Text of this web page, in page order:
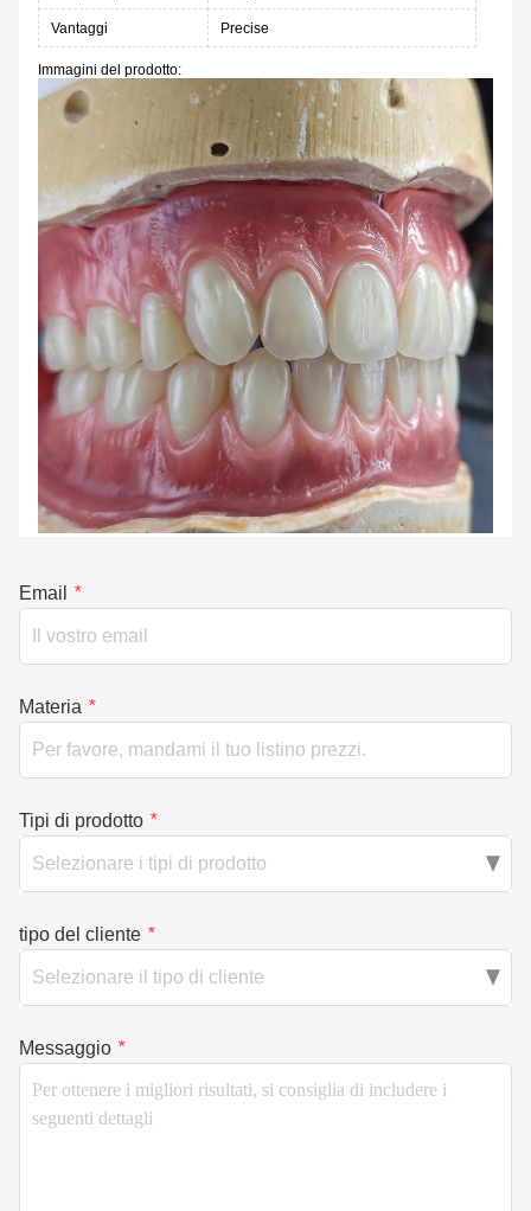
Vantaggi Precise
Immagini del prodotto:
Email *
Materia *
Tipi di prodotto *
tipo del cliente *
Messaggio *